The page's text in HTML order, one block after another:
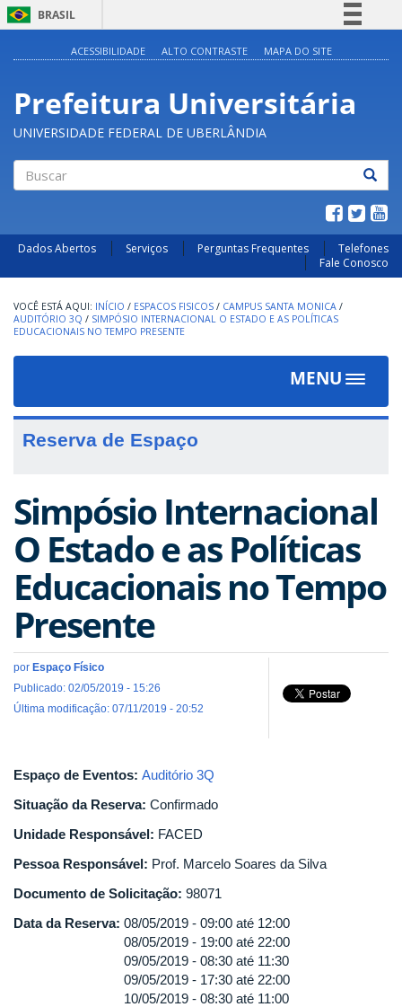
BRASIL
Participe
Acesso à informação
ACESSIBILIDADE ALTO CONTRASTE MAPA DO SITE
Prefeitura Universitária
UNIVERSIDADE FEDERAL DE UBERLÂNDIA
Dados Abertos Serviços Perguntas Frequentes
Telefones
Fale Conosco
INÍCIO / ESPACOS FISICOS / CAMPUS SANTA MONICA /
AUDITÓRIO 3Q / SIMPÓSIO INTERNACIONAL O ESTADO E AS POLÍTICAS
EDUCACIONAIS NO TEMPO PRESENTE
MENU
Toggle
Reserva de Espaço
Simpósio Internacional
O Estado e as Políticas
Educacionais no Tempo
Presente
por Espaço Físico
Publicado: 02/05/2019 - 15:26
Última modificação: 07/11/2019 - 20:52
Espaço de Eventos: Auditório 3Q
Situação da Reserva: Confirmado
Unidade Responsável: FACED
Pessoa Responsável: Prof. Marcelo Soares da Silva
Documento de Solicitação: 98071
Data da Reserva: 08/05/2019 - 09:00 até 12:00
08/05/2019 - 19:00 até 22:00
09/05/2019 - 08:30 até 11:30
09/05/2019 - 17:30 até 22:00
10/05/2019 - 08:30 até 11:00